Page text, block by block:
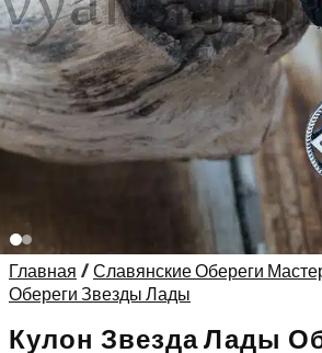
Главная /Славянские Обереги
Обереги Звезды Лады
Кулон Звезда Лады